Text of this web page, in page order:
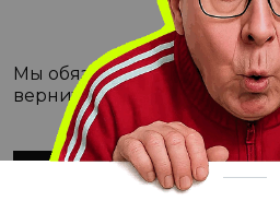
Мы обязательно с этим
вернитесь на Главную
ВЕРНУТЬСЯ НА